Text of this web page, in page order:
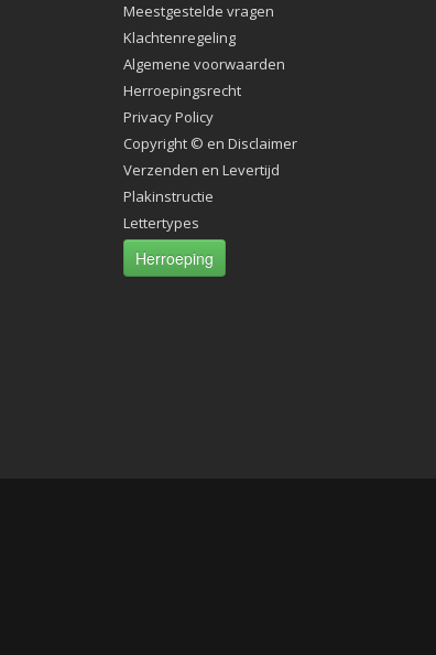
Meestgestelde vragen
Klachtenregeling
Algemene voorwaarden
Herroepingsrecht
Privacy Policy
Copyright © en Disclaimer
Verzenden en Levertijd
Plakinstructie
Lettertypes
Herroeping